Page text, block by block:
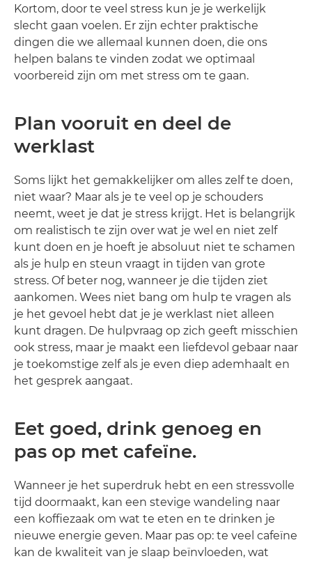
Kortom, door te veel stress kun je je werkelijk
slecht gaan voelen. Er zijn echter praktische
dingen die we allemaal kunnen doen, die ons
helpen balans te vinden zodat we optimaal
voorbereid zijn om met stress om te gaan.
Plan vooruit en deel de
werklast
Soms lijkt het gemakkelijker om alles zelf te doen,
niet waar? Maar als je te veel op je schouders
neemt, weet je dat je stress krijgt. Het is belangrijk
om realistisch te zijn over wat je wel en niet zelf
kunt doen en je hoeft je absoluut niet te schamen
als je hulp en steun vraagt in tijden van grote
stress. Of beter nog, wanneer je die tijden ziet
aankomen. Wees niet bang om hulp te vragen als
je het gevoel hebt dat je je werklast niet alleen
kunt dragen. De hulpvraag op zich geeft misschien
ook stress, maar je maakt een liefdevol gebaar naar
je toekomstige zelf als je even diep ademhaalt en
het gesprek aangaat.
Eet goed, drink genoeg en
pas op met cafeïne.
Wanneer je het superdruk hebt en een stressvolle
tijd doormaakt, kan een stevige wandeling naar
een koffiezaak om wat te eten en te drinken je
nieuwe energie geven. Maar pas op: te veel cafeïne
kan de kwaliteit van je slaap beïnvloeden, wat